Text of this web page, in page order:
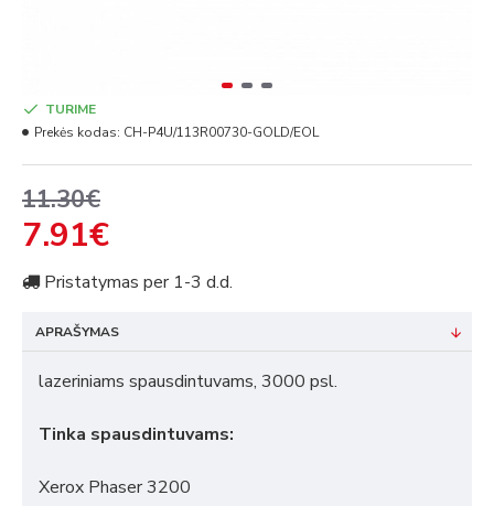
11.30€
7.91€
TURIME
Prekės kodas: CH-P4U/113R00730-GOLD/EOL
Pristatymas per 1-3 d.d.
APRAŠYMAS
lazeriniams spausdintuvams, 3000 psl.
Tinka spausdintuvams:
Xerox Phaser 3200